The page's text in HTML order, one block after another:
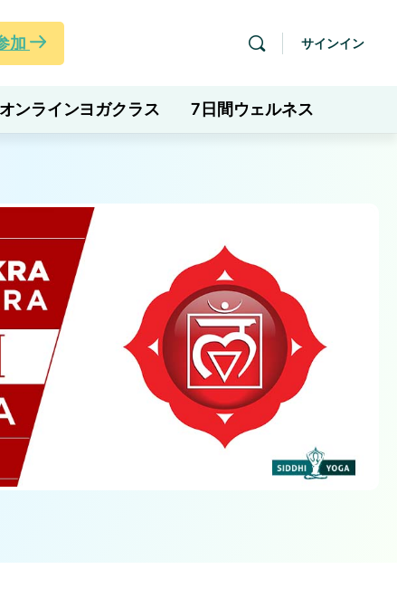
加 サインイン
オンラインヨガクラス 7日間ウェルネス